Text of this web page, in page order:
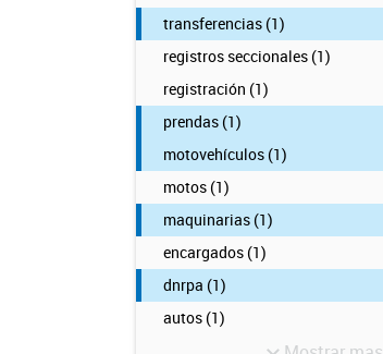
transferencias (1)
registros seccionales (1)
registración (1)
prendas (1)
motovehículos (1)
motos (1)
maquinarias (1)
encargados (1)
dnrpa (1)
autos (1)